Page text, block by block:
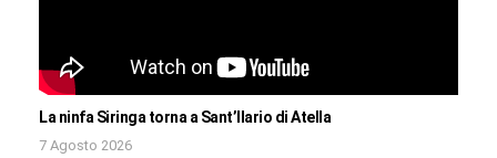
La ninfa Siringa torna a Sant’Ilario di Atella
7 Agosto 2026